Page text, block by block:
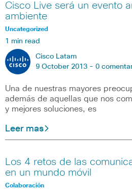
Cisco Live será un evento
ambiente
Uncategorized
1 min read
Cisco Latam
9 October 2013 - 0
Una de nuestras mayores
además de aquellas que nos
y mejores soluciones, es
Leer mas
Los 4 retos de las
en un mundo móvil
Colaboración